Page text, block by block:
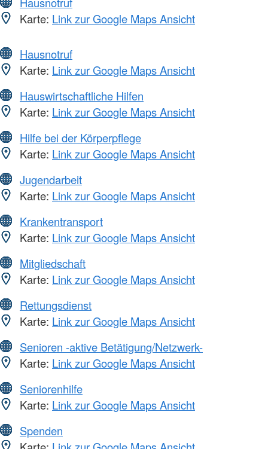
Karte: Link zur Google Maps Ansicht
Hausnotruf
Karte: Link zur Google Maps Ansicht
Hauswirtschaftliche Hilfen
Karte: Link zur Google Maps Ansicht
Hilfe bei der Körperpflege
Karte: Link zur Google Maps Ansicht
Jugendarbeit
Karte: Link zur Google Maps Ansicht
Krankentransport
Karte: Link zur Google Maps Ansicht
Mitgliedschaft
Karte: Link zur Google Maps Ansicht
Rettungsdienst
Karte: Link zur Google Maps Ansicht
Senioren -aktive Betätigung/Netzwerk-
Karte: Link zur Google Maps Ansicht
Seniorenhilfe
Karte: Link zur Google Maps Ansicht
Spenden